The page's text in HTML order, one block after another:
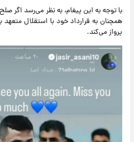
با توجه به این پیغام، به نظر می‌رسد اگر
همچنان به قرارداد خود با استقلال متعهد
پرواز می‌کند.